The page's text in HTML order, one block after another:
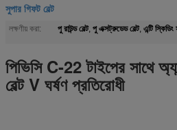
সুপার গিফট বেল্ট
লক্ষণীয় করা: পু রাউন্ড বেল্ট, পু এক্সট্রুডেড বেল্ট, এন্টি
পিভিসি C-22 টাইপের সাথে
বেল্ট V ঘর্ষণ প্রতিরোধী